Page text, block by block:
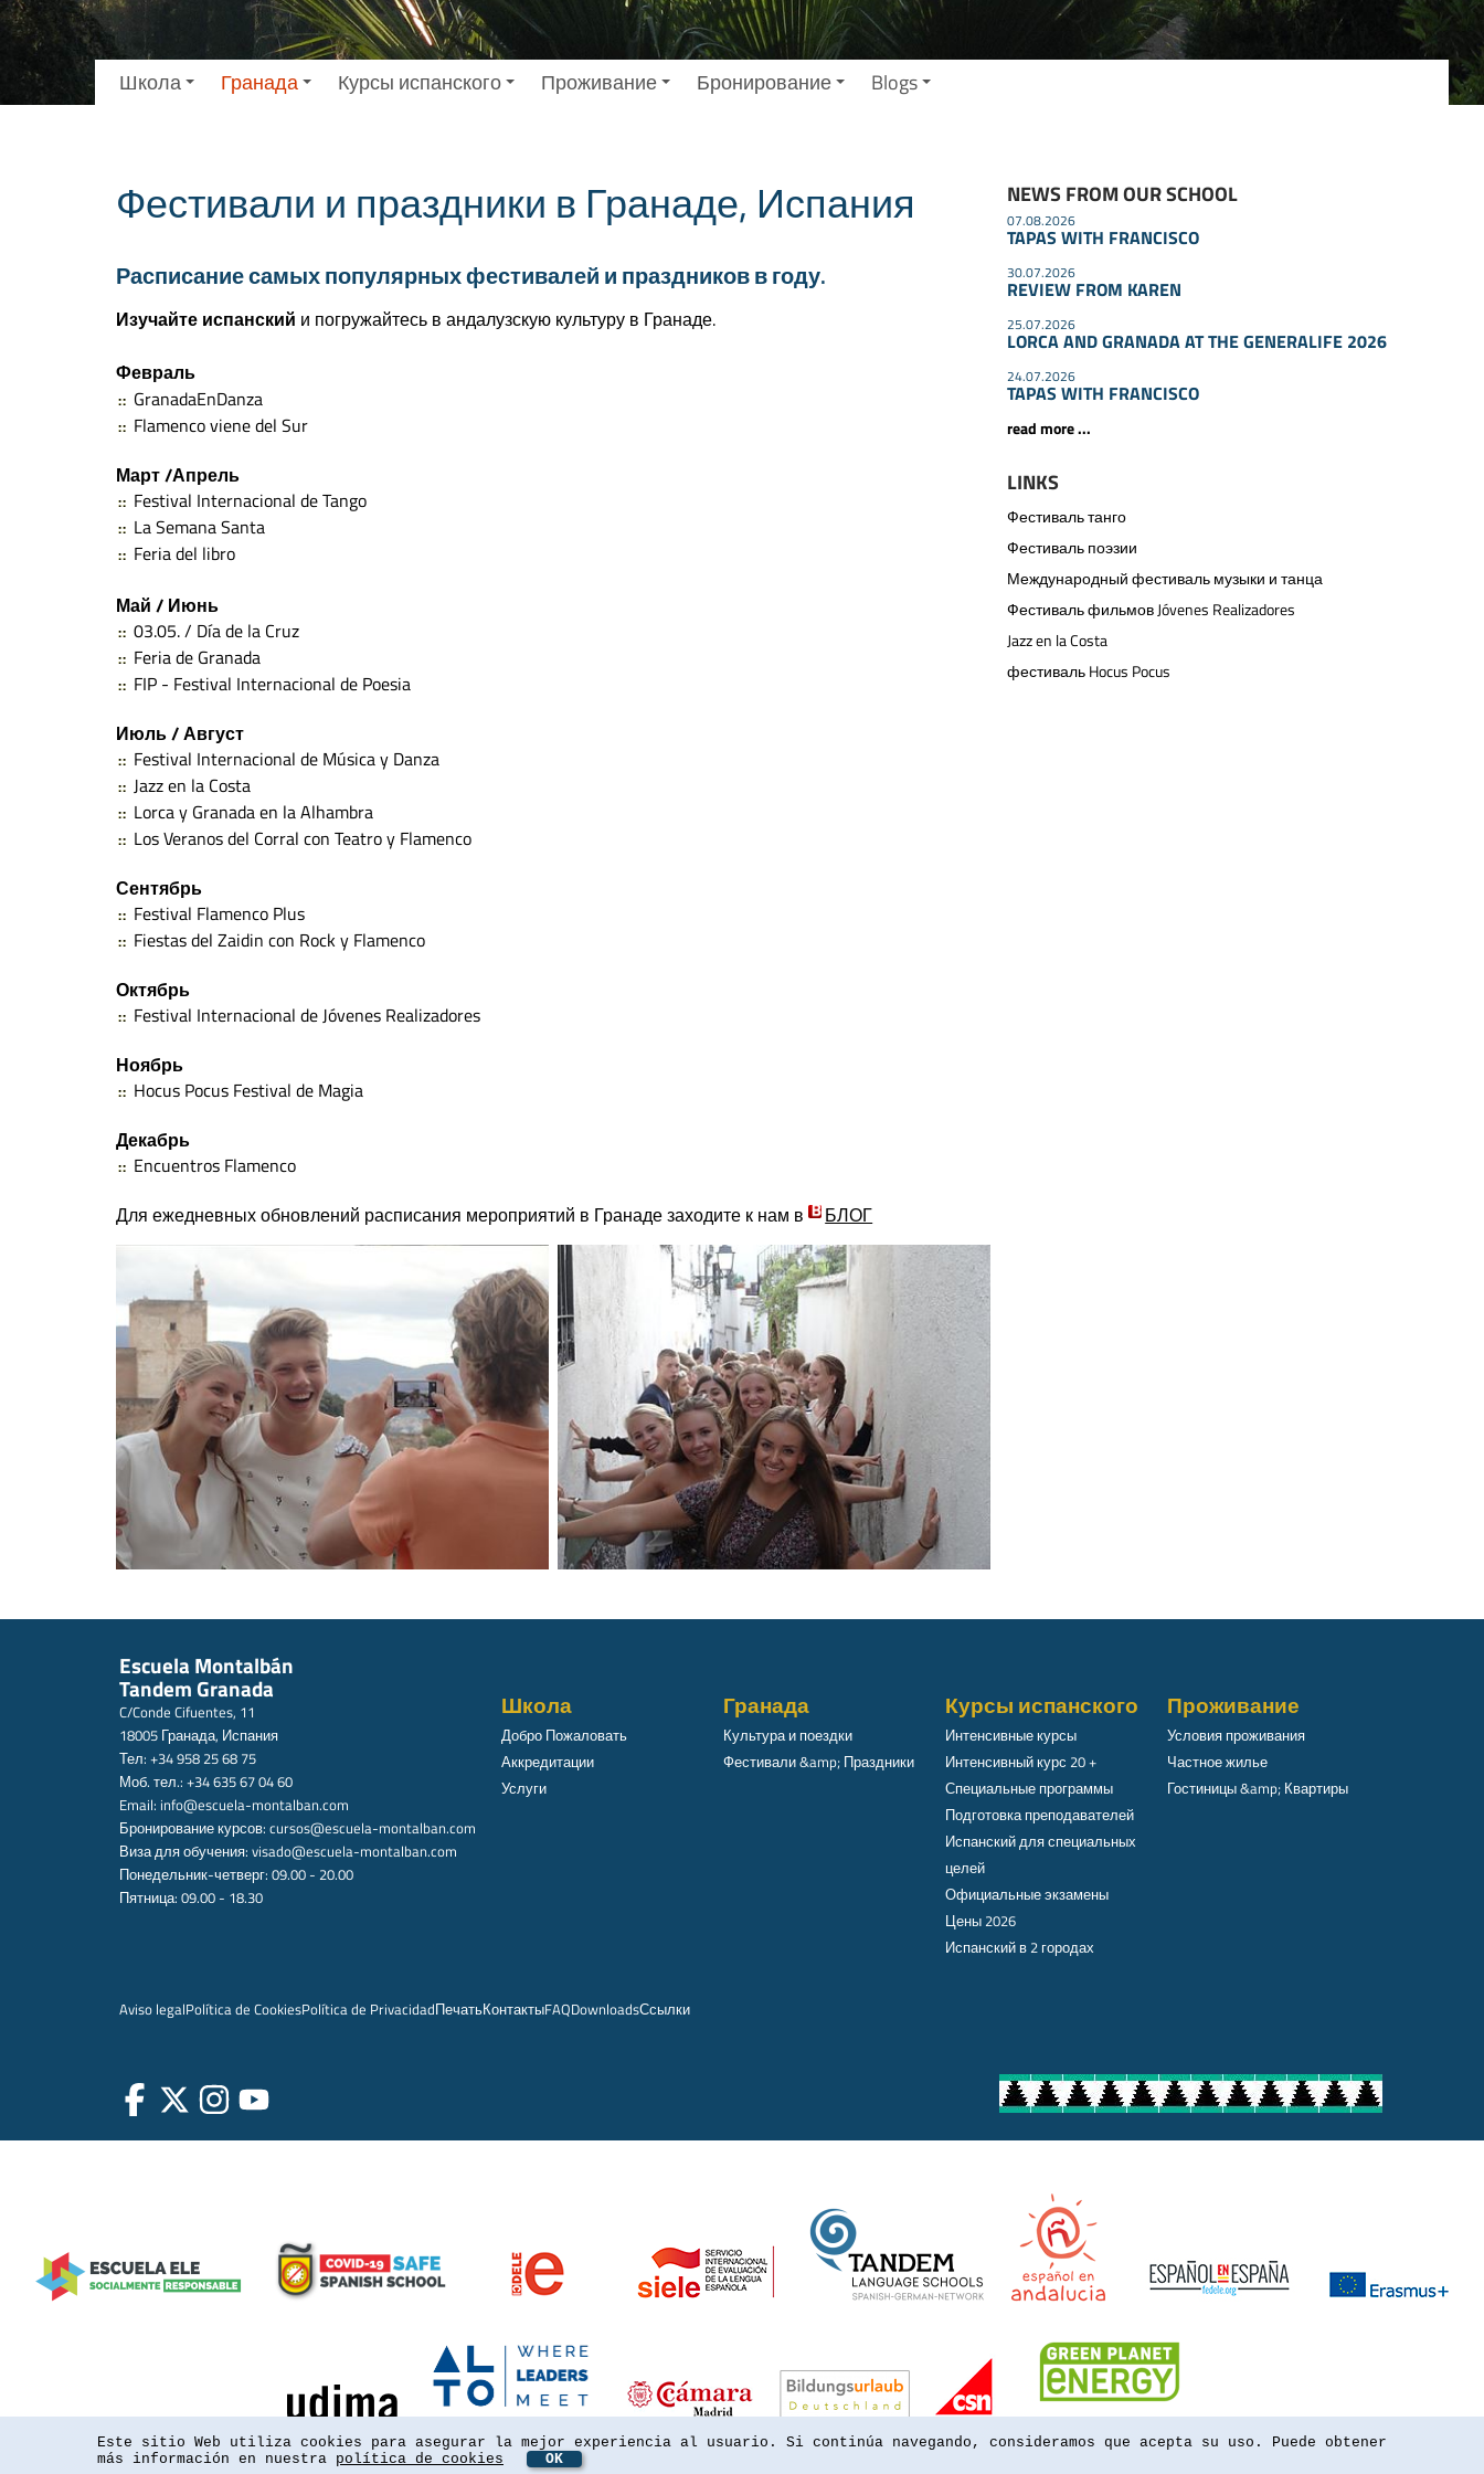
Школа Гранада Курсы испанского Проживание Бронирование Blogs
Фестивали и праздники в Гранаде, Испания
Расписание самых популярных фестивалей и праздников в году.
Изучайте испанский и погружайтесь в андалузскую культуру в Гранаде.
Февраль
GranadaEnDanza
Flamenco viene del Sur
Март /Апрель
Festival Internacional de Tango
La Semana Santa
Feria del libro
Май / Июнь
03.05. / Día de la Cruz
Feria de Granada
FIP - Festival Internacional de Poesia
Июль / Август
Festival Internacional de Música y Danza
Jazz en la Costa
Lorca y Granada en la Alhambra
Los Veranos del Corral con Teatro y Flamenco
Сентябрь
Festival Flamenco Plus
Fiestas del Zaidin con Rock y Flamenco
Октябрь
Festival Internacional de Jóvenes Realizadores
Ноябрь
Hocus Pocus Festival de Magia
Декабрь
Encuentros Flamenco
Для ежедневных обновлений расписания мероприятий в Гранаде заходите к нам в
БЛОГ
NEWS FROM OUR SCHOOL
07.08.2026
TAPAS WITH FRANCISCO
30.07.2026
REVIEW FROM KAREN
25.07.2026
LORCA AND GRANADA AT THE GENERALIFE 2026
24.07.2026
TAPAS WITH FRANCISCO
read more ...
LINKS
Фестиваль танго
Фестиваль поэзии
Международный фестиваль музыки и танца
Фестиваль фильмов Jóvenes Realizadores
Jazz en la Costa
фестиваль Hocus Pocus
Escuela Montalbán
Tandem Granada
C/Conde Cifuentes, 11
18005 Гранада, Испания
Тел: +34 958 25 68 75
Моб. тел.: +34 635 67 04 60
Email: info@escuela-montalban.com
Бронирование курсов: cursos@escuela-montalban.com
Виза для обучения: visado@escuela-montalban.com
Понедельник-четверг: 09.00 - 20.00
Пятница: 09.00 - 18.30
Школа
Добро Пожаловать
Аккредитации
Услуги
Гранада
Культура и поездки
Фестивали &amp; Праздники
Курсы испанского
Интенсивные курсы
Интенсивный курс 20 +
Специальные программы
Подготовка преподавателей
Испанский для специальных
целей
Официальные экзамены
Цены 2026
Испанский в 2 городах
Проживание
Условия проживания
Частное жилье
Гостиницы &amp; Квартиры
Aviso legalPolítica de CookiesPolítica de PrivacidadПечатьКонтактыFAQDownloadsСсылки
Este sitio Web utiliza cookies para asegurar la mejor experiencia al usuario. Si continúa navegando, consideramos que acepta su uso. Puede obtener
más información en nuestra política de cookies OK